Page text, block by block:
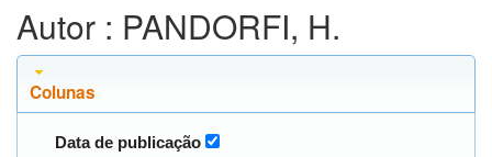
Autor : PANDORFI, H.
Colunas
Data de publicação